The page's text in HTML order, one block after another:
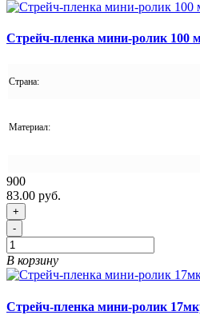
Стрейч-пленка мини-ролик 100
Страна:
Материал:
900
83.00 руб.
+
-
В корзину
Стрейч-пленка мини-ролик